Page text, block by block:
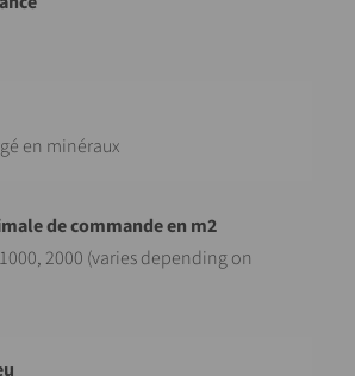
en minéraux
2000 (varies depending on